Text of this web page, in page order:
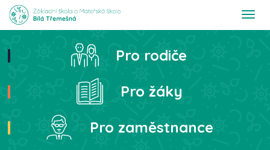
T
Hledat
Pro rodiče
Pro žáky
Pro zaměstnance